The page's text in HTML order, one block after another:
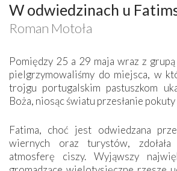
W odwiedzinach u
Roman Motoła
Pomiędzy 25 a 29 maja wraz z
pielgrzymowaliśmy do miejsca, w
trojgu portugalskim pastuszkom
Boża, niosąc światu przesłanie
Fatima, choć jest odwiedzana
wiernych oraz turystów, zdołała
atmosferę ciszy. Wyjąwszy